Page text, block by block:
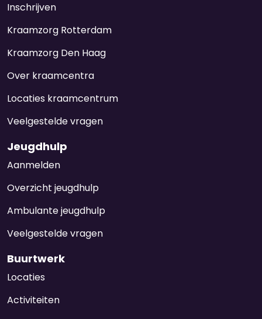
Inschrijven
Kraamzorg Rotterdam
Kraamzorg Den Haag
Over kraamcentra
Locaties kraamcentrum
Veelgestelde vragen
Jeugdhulp
Aanmelden
Overzicht jeugdhulp
Ambulante jeugdhulp
Veelgestelde vragen
Buurtwerk
Locaties
Activiteiten